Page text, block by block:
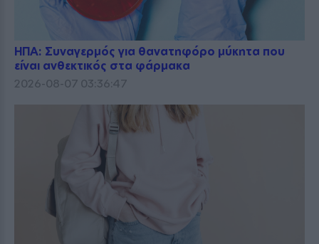
ΗΠΑ: Συναγερμός για θανατηφόρο μύκητα που
είναι ανθεκτικός στα φάρμακα
2026-08-07 03:36:47